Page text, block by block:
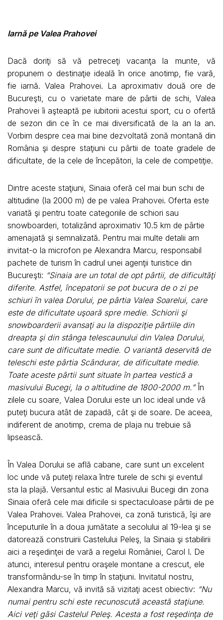
Iarnă pe Valea Prahovei
Dacă doriţi să vă petreceţi vacanţa la munte, vă
propunem o destinaţie ideală în orice anotimp, fie vară,
fie iarnă. Valea Prahovei. La aproximativ două ore de
Bucureşti, cu o varietate mare de pârtii de schi, Valea
Prahovei îi aşteaptă pe iubitorii acestui sport, cu o ofertă
de sezon din ce în ce mai diversificată de la an la an.
Vorbim despre cea mai bine dezvoltată zonă montană din
România şi despre staţiuni cu pârtii de toate gradele de
dificultate, de la cele de începători, la cele de competiţie.
Dintre aceste staţiuni, Sinaia oferă cel mai bun schi de
altitudine (la 2000 m) de pe valea Prahovei. Oferta este
variată şi pentru toate categoriile de schiori sau
snowboarderi, totalizând aproximativ 10.5 km de pârtie
amenajată şi semnalizată. Pentru mai multe detalii am
invitat-o la microfon pe Alexandra Marcu, responsabil
pachete de turism în cadrul unei agenţii turistice din
Bucureşti: “Sinaia are un total de opt pârtii, de dificultăţi
diferite. Astfel, începatorii se pot bucura de o zi pe
schiuri în valea Dorului, pe pârtia Valea Soarelui, care
este de dificultate uşoară spre medie. Schiorii şi
snowboarderii avansaţi au la dispoziţie pârtiile din
dreapta şi din stânga telescaunului din Valea Dorului,
care sunt de dificultate medie. O variantă deservită de
teleschi este pârtia Scândurar, de dificultate medie.
Toate aceste pârtii sunt situate în partea vestică a
masivului Bucegi, la o altitudine de 1800-2000 m.”În
zilele cu soare, Valea Dorului este un loc ideal unde vă
puteţi bucura atât de zapadă, cât şi de soare. De aceea,
indiferent de anotimp, crema de plaja nu trebuie să
lipsească.
În Valea Dorului se află cabane, care sunt un excelent
loc unde vă puteţi relaxa între turele de schi şi eventul
sta la plajă. Versantul estic al Masivului Bucegi din zona
Sinaia oferă cele mai dificile si spectaculoase pârtii de pe
Valea Prahovei. Valea Prahovei, ca zonă turistică, îşi are
începuturile în a doua jumătate a secolului al 19-lea şi se
datorează construirii Castelului Peleş, la Sinaia şi stabilirii
aici a reşedinţei de vară a regelui României, Carol I. De
atunci, interesul pentru oraşele montane a crescut, ele
transformându-se în timp în staţiuni. Invitatul nostru,
Alexandra Marcu, vă invită să vizitaţi acest obiectiv: “Nu
numai pentru schi este recunoscută această staţiune.
Aici veţi găsi Castelul Peleş. Acesta a fost reşedinţa de